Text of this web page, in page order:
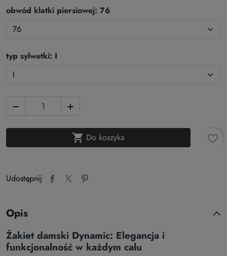
obwód klatki piersiowej: 76
typ sylwetki: I
 
 Do koszyka favorite_border
Udostępnij
Opis
Żakiet damski Dynamic: Elegancja i
funkcjonalność w każdym calu